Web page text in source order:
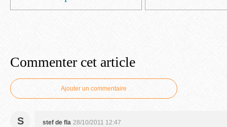
Commenter cet article
Ajouter un commentaire
S stef de fla 28/10/2011 12:47